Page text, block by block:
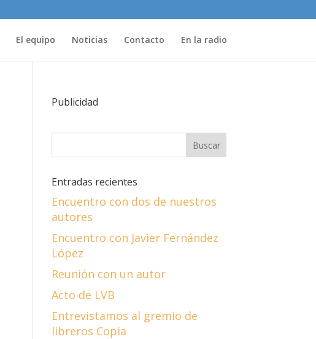
El equipo Noticias Contacto En la radio
Publicidad
Entradas recientes
Encuentro con dos de nuestros
autores
Encuentro con Javier Fernández
López
Reunión con un autor
Acto de LVB
Entrevistamos al gremio de
libreros Copia